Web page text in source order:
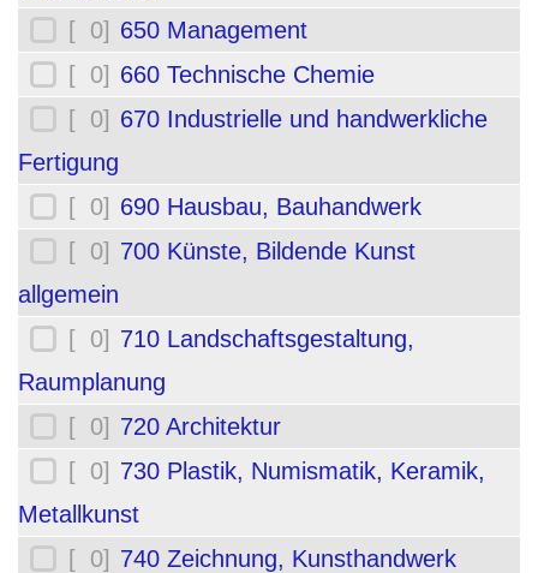
[ 0] 650 Management
[ 0] 660 Technische Chemie
[ 0] 670 Industrielle und handwerkliche
Fertigung
[ 0] 690 Hausbau, Bauhandwerk
[ 0] 700 Künste, Bildende Kunst
allgemein
[ 0] 710 Landschaftsgestaltung,
Raumplanung
[ 0] 720 Architektur
[ 0] 730 Plastik, Numismatik, Keramik,
Metallkunst
[ 0] 740 Zeichnung, Kunsthandwerk